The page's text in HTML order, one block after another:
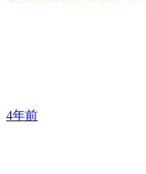
4年前